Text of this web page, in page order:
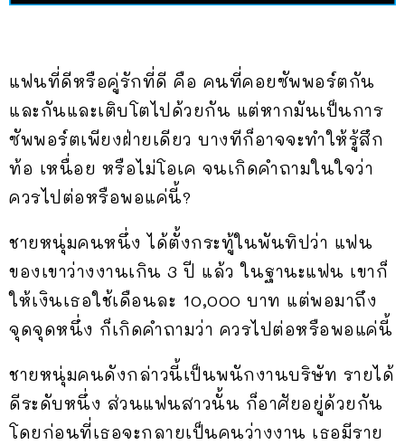
แฟนที่ดีหรือคู่รักที่ดี คือ คนที่คอยซัพพอร์ตกัน
และกันและเติบโตไปด้วยกัน แต่หากมันเป็นการ
ซัพพอร์ตเพียงฝ่ายเดียว บางทีก็อาจจะทำให้รู้สึก
ท้อ เหนื่อย หรือไม่โอเค จนเกิดคำถามในใจว่า
ควรไปต่อหรือพอแค่นี้?
ชายหนุ่มคนหนึ่ง ได้ตั้งกระทู้ในพันทิปว่า แฟน
ของเขาว่างงานเกิน 3 ปี แล้ว ในฐานะแฟน เขาก็
ให้เงินเธอใช้เดือนละ 10,000 บาท แต่พอมาถึง
จุดจุดหนึ่ง ก็เกิดคำถามว่า ควรไปต่อหรือพอแค่นี้
ชายหนุ่มคนดังกล่าวนี้เป็นพนักงานบริษัท รายได้
ดีระดับหนึ่ง ส่วนแฟนสาวนั้น ก็อาศัยอยู่ด้วยกัน
โดยก่อนที่เธอจะกลายเป็นคนว่างงาน เธอมีราย